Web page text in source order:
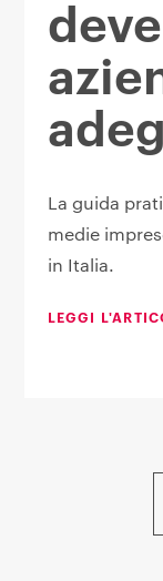
La guida
medie
in Italia.
LEGGI